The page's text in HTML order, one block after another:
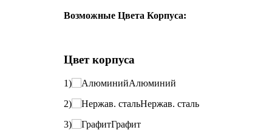
Возможные Цвета Корпуса:
Цвет корпуса
1)
Алюминий
2)
Нержав. сталь
3)
Графит